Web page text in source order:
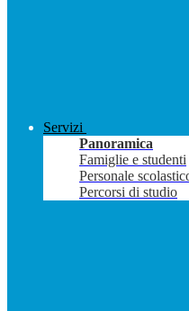
Servizi
Panoramica
Famiglie e studenti
Personale
Percorsi di studio